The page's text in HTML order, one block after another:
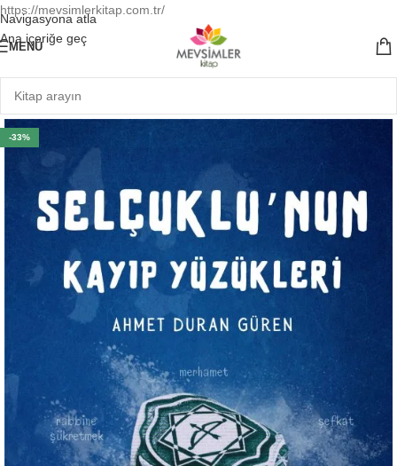
https://mevsimlerkitap.com.tr/
Navigasyona atla
Ana içeriğe geç
MENÜ
-33%